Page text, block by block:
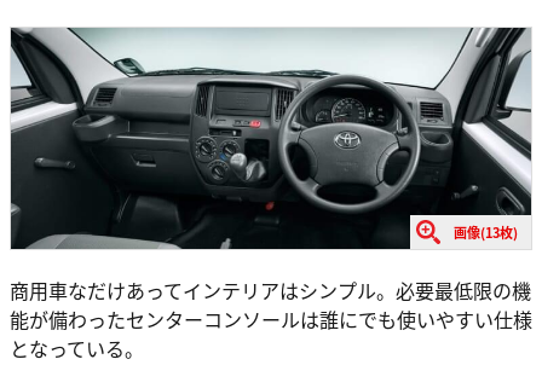
画像(13枚)
商用車なだけあってインテリアはシンプル。必要最低限の機
能が備わったセンターコンソールは誰にでも使いやすい仕様
となっている。